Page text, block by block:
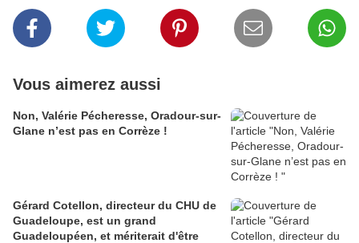
Vous aimerez aussi
Non, Valérie Pécheresse, Oradour-sur-
Glane n’est pas en Corrèze !
Gérard Cotellon, directeur du CHU de
Guadeloupe, est un grand
Guadeloupéen, et mériterait d'être